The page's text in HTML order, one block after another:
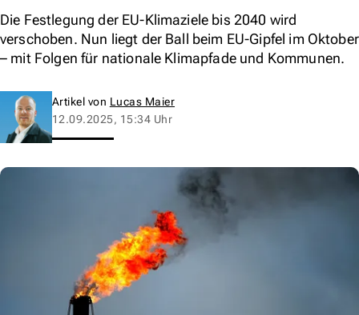
Die Festlegung der EU-Klimaziele bis 2040 wird
verschoben. Nun liegt der Ball beim EU-Gipfel im Oktober
– mit Folgen für nationale Klimapfade und Kommunen.
Artikel von Lucas Maier
12.09.2025, 15:34 Uhr